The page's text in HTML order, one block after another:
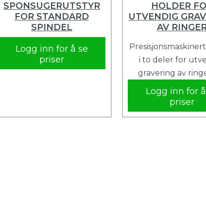
SPONSUGERUTSTYR
FOR STANDARD
SPINDEL
Logg inn for å se
priser
HOLDER
UTVENDIG
AV
i to deler for
gravering av
Logg inn for
priser